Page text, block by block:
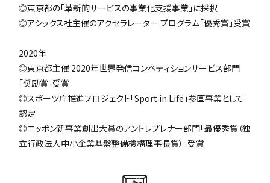
◎東京都の「革新的サービスの事業化支援事業」に採択
◎アシックス社主催のアクセラレーター プログラム「優秀賞」受賞
2020年
◎東京都主催 2020年世界発信コンペティションサービス部門
「奨励賞」受賞
◎スポーツ庁推進プロジェクト「Sport in Life」参画事業として
認定
◎ニッポン新事業創出大賞のアントレプレナー部門「最優秀賞（独
立行政法人中小企業基盤整備機構理事長賞）」受賞